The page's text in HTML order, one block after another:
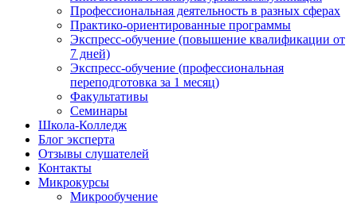
Профессиональная деятельность в разных сферах
Практико-ориентированные программы
Экспресс-обучение (повышение квалификации от
7 дней)
Экспресс-обучение (профессиональная
переподготовка за 1 месяц)
Факультативы
Семинары
Школа-Колледж
Блог эксперта
Отзывы слушателей
Контакты
Микрокурсы
Микрообучение